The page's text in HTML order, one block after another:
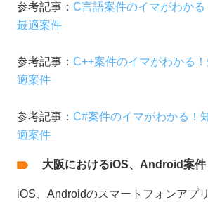
参考記事： C言語案件のイマがわか
最適案件
参考記事： C++案件のイマがわかる
適案件
参考記事： C#案件のイマがわかる！
適案件
大阪におけるiOS、Android案件
iOS、Androidのスマートフォンアプ